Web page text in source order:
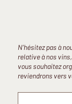
N’hésitez pas à
relative à nos
vous souhaitez
reviendrons vers